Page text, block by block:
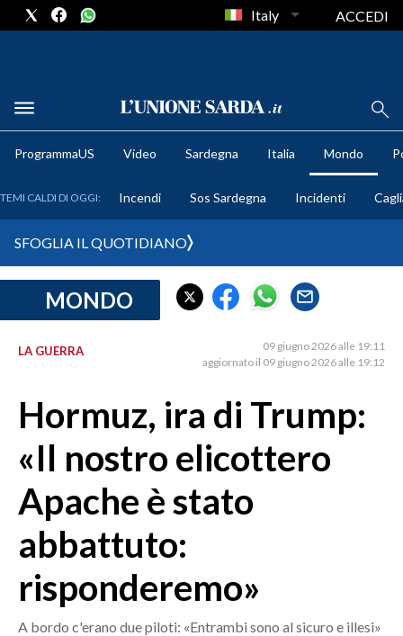
METEO
CRONACA SARDEGNA
PROVINCIA DI CAGLIARI
MEDIO CAMPIDANO
ORISTANO E PROVINCIA
SASSARI E PROVINCIA
GALLURA
NUORO E PROVINCIA
OGLIASTRA
AGENDA
Italy ACCEDI
ProgrammaUS Video Sardegna Italia Mondo
TEMI CALDI DI OGGI: Incendi Sos Sardegna Incidenti
SFOGLIA IL QUOTIDIANO
MONDO
LA GUERRA
09 giugno 2026 alle 19:11
aggiornato il 09 giugno 2026 alle 19:12
Hormuz, ira di Trump:
«Il nostro elicottero
Apache è stato
abbattuto:
risponderemo»
A bordo c'erano due piloti: «Entrambi sono al sicuro e illesi»